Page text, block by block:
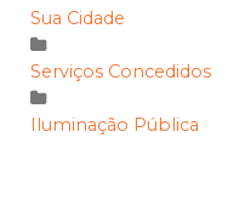
Sua Cidade
Serviços Concedidos
Iluminação Pública